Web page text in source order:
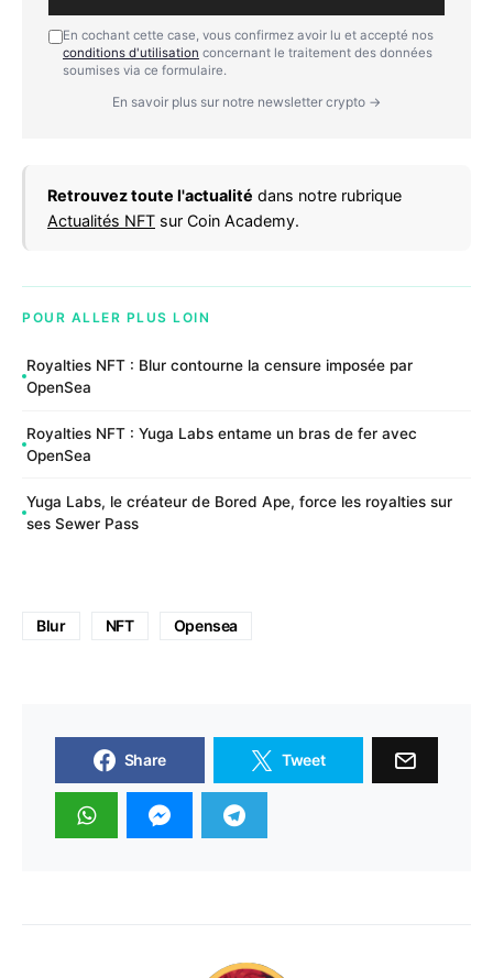
En cochant cette case, vous confirmez avoir lu et accepté nos
conditions d'utilisation concernant le traitement des données
soumises via ce formulaire.
En savoir plus sur notre newsletter crypto →
Retrouvez toute l'actualité dans notre rubrique
Actualités NFT sur Coin Academy.
POUR ALLER PLUS LOIN
Royalties NFT : Blur contourne la censure imposée par
OpenSea
Royalties NFT : Yuga Labs entame un bras de fer avec
OpenSea
Yuga Labs, le créateur de Bored Ape, force les royalties sur
ses Sewer Pass
Blur NFT Opensea
Share Tweet